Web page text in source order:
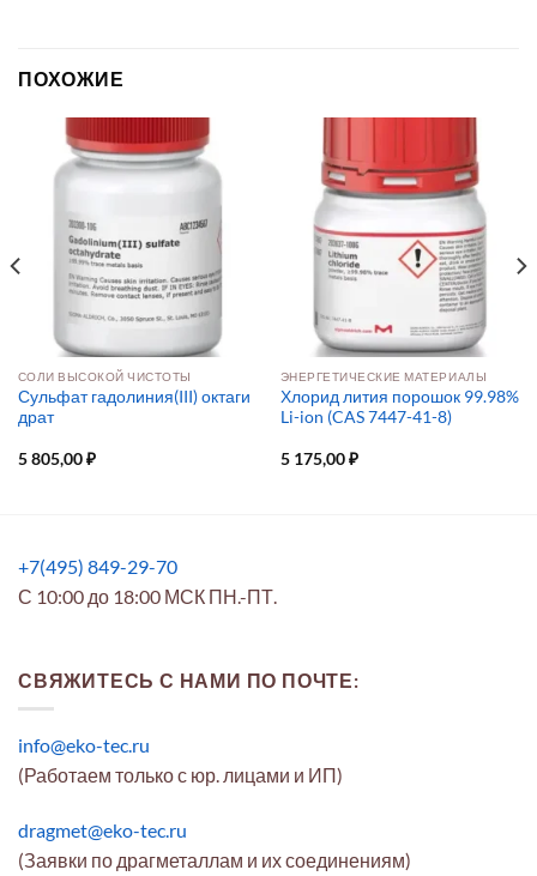
ПОХОЖИЕ
СОЛИ ВЫСОКОЙ ЧИСТОТЫ
Сульфат гадолиния(III) октаги
драт
5 805,00₽
ЭНЕРГЕТИЧЕСКИЕ МАТЕРИАЛЫ
Хлорид лития порошок 99.98%
Li-ion (CAS 7447-41-8)
5 175,00₽
+7(495) 849-29-70
С 10:00 до 18:00 МСК ПН.-ПТ.
СВЯЖИТЕСЬ С НАМИ ПО ПОЧТЕ:
info@eko-tec.ru
(Работаем только с юр. лицами и ИП)
dragmet@eko-tec.ru
(Заявки по драгметаллам и их соединениям)